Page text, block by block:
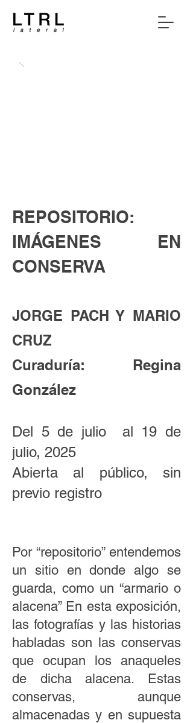
REPOSITORIO:
IMÁGENES EN
CONSERVA
JORGE PACH Y MARIO
CRUZ
Curaduría: Regina
González
Del 5 de julio al 19 de
julio, 2025
Abierta al público, sin
previo registro
Por “repositorio” entendemos
un sitio en donde algo se
guarda, como un “armario o
alacena” En esta exposición,
las fotografías y las historias
habladas son las conservas
que ocupan los anaqueles
de dicha alacena. Estas
conservas, aunque
almacenadas y en supuesta